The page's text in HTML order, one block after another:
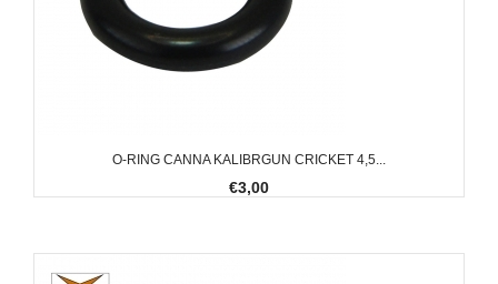
O-RING CANNA KALIBRGUN CRICKET 4,5...
€3,00